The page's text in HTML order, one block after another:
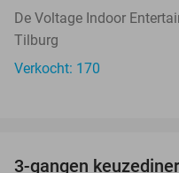
De Voltage Indoor
Tilburg
Verkocht: 170
3-gangen